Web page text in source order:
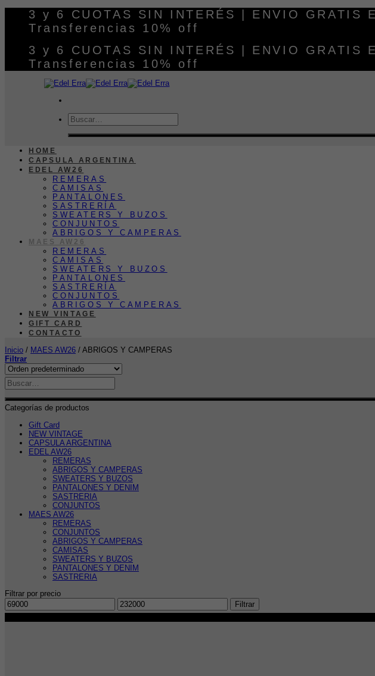
3 y 6 CUOTAS SIN INTERÉS | ENVIO GRATIS
Transferencias 10% off
3 y 6 CUOTAS SIN INTERÉS | ENVIO GRATIS
Transferencias 10% off
Buscar
por:
HOME
CAPSULA ARGENTINA
EDEL AW26
REMERAS
CAMISAS
PANTALONES
SASTRERÍA
SWEATERS Y BUZOS
CONJUNTOS
ABRIGOS Y CAMPERAS
MAES AW26
REMERAS
CAMISAS
SWEATERS Y BUZOS
PANTALONES
SASTRERÍA
CONJUNTOS
ABRIGOS Y CAMPERAS
NEW VINTAGE
GIFT CARD
CONTACTO
Inicio / MAES AW26 / ABRIGOS Y CAMPERAS
Filtrar
Categorías de productos
Gift Card
NEW VINTAGE
CAPSULA ARGENTINA
EDEL AW26
REMERAS
ABRIGOS Y CAMPERAS
SWEATERS Y BUZOS
PANTALONES Y DENIM
SASTRERIA
CONJUNTOS
MAES AW26
REMERAS
CONJUNTOS
ABRIGOS Y CAMPERAS
CAMISAS
SWEATERS Y BUZOS
PANTALONES Y DENIM
SASTRERIA
Filtrar por precio
Precio
mínimo
Precio
máximo
Filtrar